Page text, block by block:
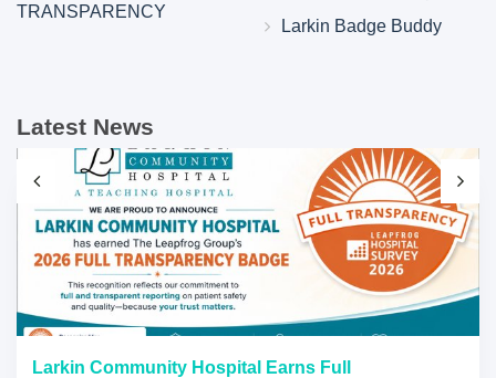
TRANSPARENCY
Larkin Badge Buddy
Latest News
Larkin Community Hospital Earns Full